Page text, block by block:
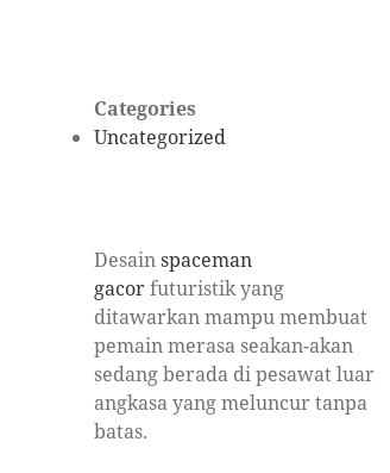
Categories
Uncategorized
Desainspaceman
gacorfuturistik yang
ditawarkan mampu membuat
pemain merasa seakan-akan
sedang berada di pesawat luar
angkasa yang meluncur tanpa
batas.